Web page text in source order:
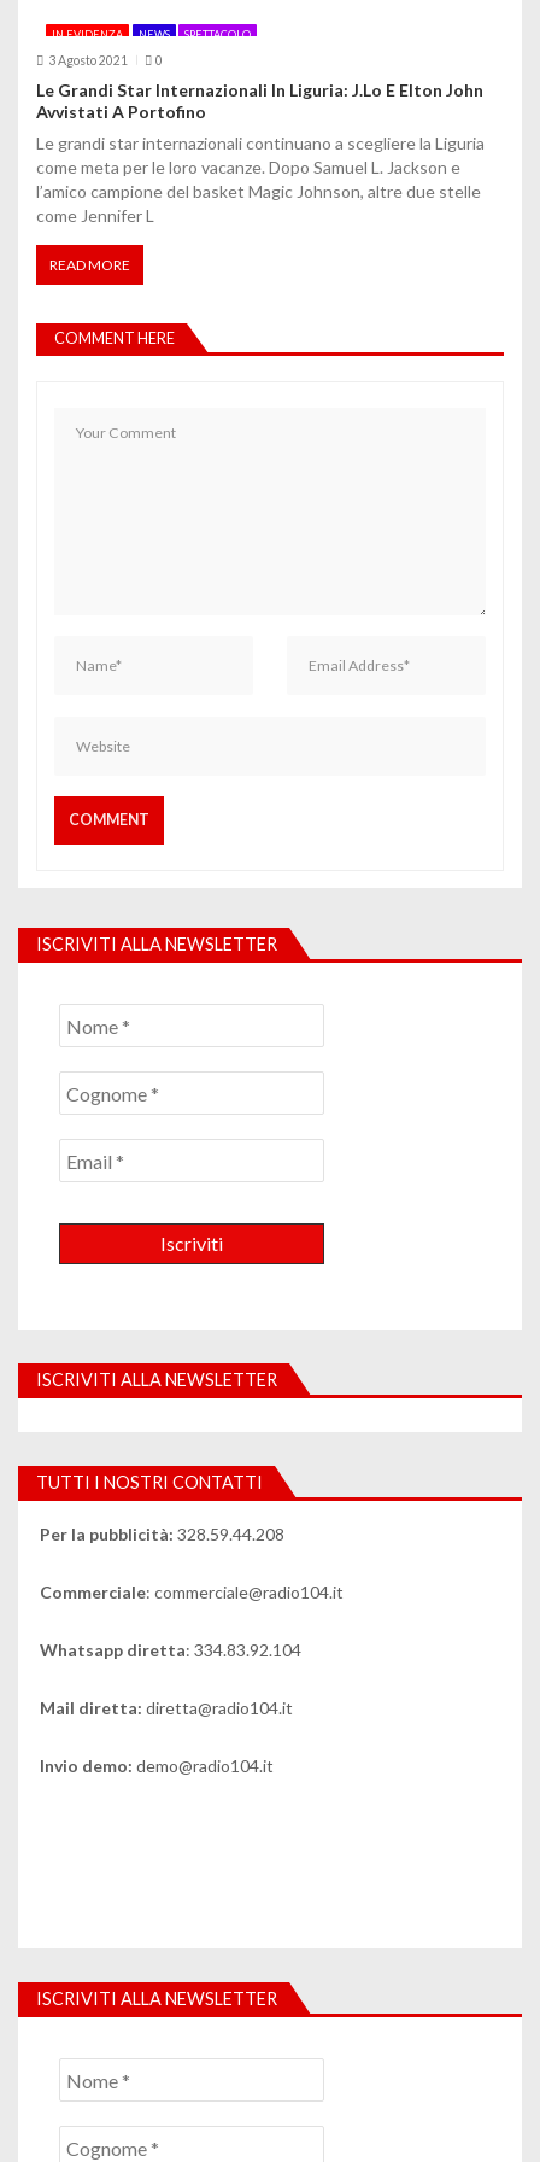
IN EVIDENZA NEWS SPETTACOLO
3 Agosto 2021 0
Le Grandi Star Internazionali In Liguria: J.Lo E Elton John
Avvistati A Portofino
Le grandi star internazionali continuano a scegliere la Liguria
come meta per le loro vacanze. Dopo Samuel L. Jackson e
l’amico campione del basket Magic Johnson, altre due stelle
come Jennifer L
READ MORE
COMMENT HERE
ISCRIVITI ALLA NEWSLETTER
ISCRIVITI ALLA NEWSLETTER
TUTTI I NOSTRI CONTATTI
Per la pubblicità: 328.59.44.208
Commerciale: commerciale@radio104.it
Whatsapp diretta: 334.83.92.104
Mail diretta: diretta@radio104.it
Invio demo: demo@radio104.it
ISCRIVITI ALLA NEWSLETTER